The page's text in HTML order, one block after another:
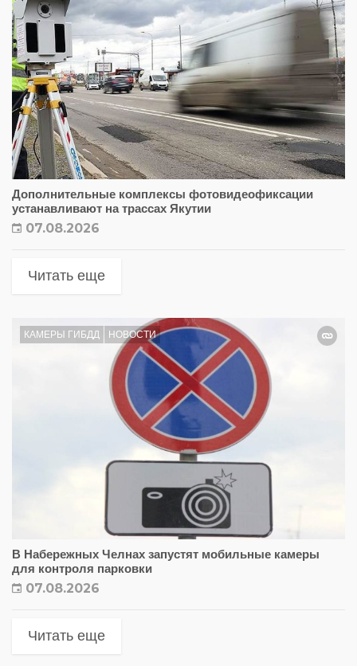
Дополнительные комплексы фотовидеофиксации
устанавливают на трассах Якутии
07.08.2026
Читать еще
КАМЕРЫ ГИБДД НОВОСТИ
В Набережных Челнах запустят мобильные камеры
для контроля парковки
07.08.2026
Читать еще